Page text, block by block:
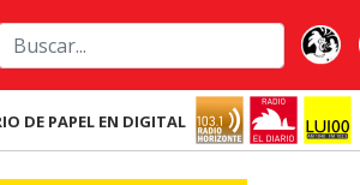
DE PAPEL EN DIGITAL